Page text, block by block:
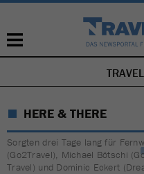
HERE & THERE
Sorgten drei Tage lang für
(Go2Travel), Michael Bötschi
Travel) und Dominic Eckert